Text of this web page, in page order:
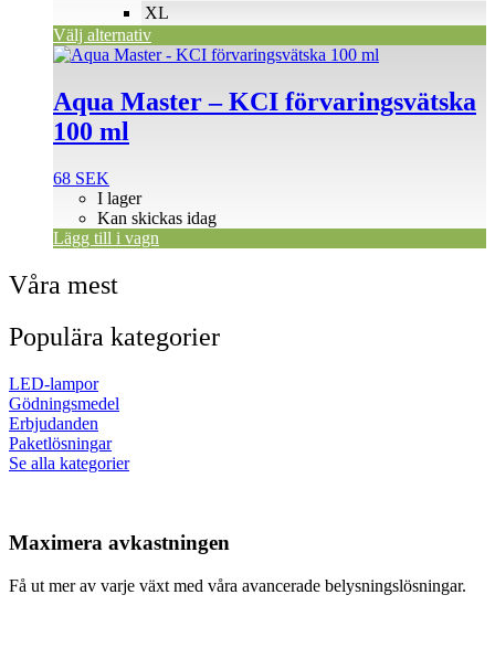
XL
Välj alternativ
Aqua Master – KCI förvaringsvätska
100 ml
68 SEK
I lager
Kan skickas idag
Lägg till i vagn
Våra mest
Populära kategorier
LED-lampor
Gödningsmedel
Erbjudanden
Paketlösningar
Se alla kategorier
Maximera avkastningen
Få ut mer av varje växt med våra avancerade belysningslösningar.